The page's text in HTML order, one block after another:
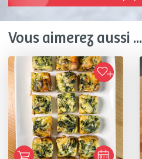
Vous aimerez aussi ...